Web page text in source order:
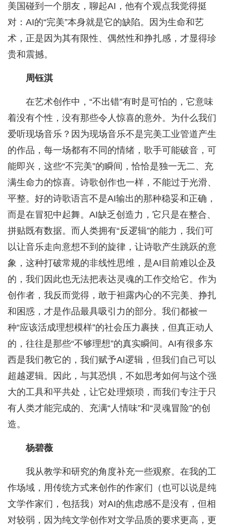
美国碰到一个朋友，聊起AI，他有个观点我觉得挺
对：AI的“完美”本身就是它的缺陷。因为生命和艺
术，正是因为其有限性、偶然性和挣扎感，才显得珍
贵和震撼。
周钰淇
在艺术创作中，“不出错”有时是可怕的，它意味
着没有个性，没有那些令人惊喜的意外。为什么我们
爱听现场音乐？因为现场音乐不是完美工业管道产生
的作品，每一场都有不同的情绪，歌手可能破音，可
能即兴，这些“不完美”的瞬间，恰恰是独一无二、充
满生命力的惊喜。诗歌创作也一样，不能过于光滑、
平整。好的诗歌语言不是AI输出的那种稳妥和正确，
而是在冒犯中起舞。AI缺乏创造力，它只是在整合、
拼贴既有数据。而人类拥有“反逻辑”的能力，我们可
以让音乐走向意想不到的旋律，让诗歌产生跳跃的意
象，这种打破常规的非线性思维，是AI目前难以企及
的，我们因此也无法把表达灵魂的工作交给它。作为
创作者，我反而觉得，敢于袒露内心的不完美、挣扎
和困惑，才是作品最具吸引力的部分。我们都被一
种“应该活成理想模样”的社会压力裹挟，但真正动人
的，往往是那些“不够理想”的真实瞬间。AI有很多东
西是我们教它的，我们赋予AI逻辑，但我们自己可以
超越逻辑。因此，与其恐惧，不如思考如何与这个强
大的工具和平共处，让它处理烦琐，而我们专注于只
有人类才能完成的、充满“人情味”和“灵魂冒险”的创
造。
杨碧薇
我从教学和研究的角度补充一些观察。在我的工
作场域，用传统方式来创作的作家们（也可以说是纯
文学作家们，包括我）对AI的焦虑感不是没有，但相
对较弱，因为纯文学创作对文学品质的要求更高，更